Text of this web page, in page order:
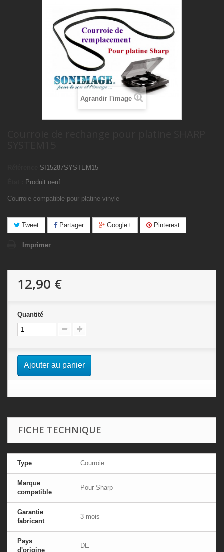
Agrandir l'image
SI15287SYSTEM15
Produit neuf
Courroie compatible pour platine vinyle
Tweet Partager Google+ Pinterest
Imprimer
12,90 €
Quantité
Ajouter au panier
FICHE TECHNIQUE
Type Courroie
Marque
compatible
Pour Sharp
Garantie
fabricant
3 mois
Pays
d'origine
DE